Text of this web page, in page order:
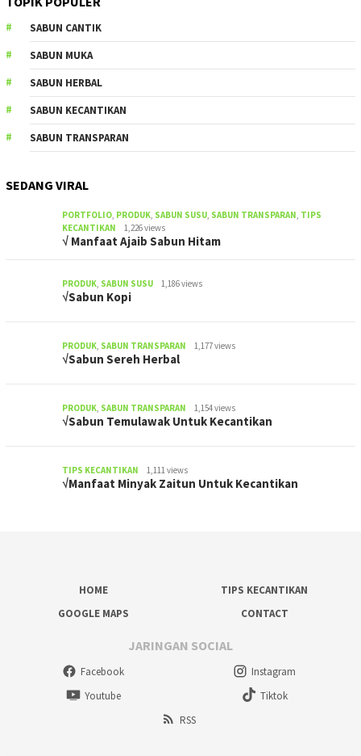
SABUN CANTIK
SABUN MUKA
SABUN HERBAL
SABUN KECANTIKAN
SABUN TRANSPARAN
SEDANG VIRAL
PORTFOLIO, PRODUK, SABUN SUSU, SABUN TRANSPARAN, TIPS
KECANTIKAN
1,226 views
√ Manfaat Ajaib Sabun Hitam
PRODUK, SABUN SUSU 1,186 views
√Sabun Kopi
PRODUK, SABUN TRANSPARAN 1,177 views
√Sabun Sereh Herbal
PRODUK, SABUN TRANSPARAN 1,154 views
√Sabun Temulawak Untuk Kecantikan
TIPS KECANTIKAN 1,111 views
√Manfaat Minyak Zaitun Untuk Kecantikan
HOME
TIPS KECANTIKAN
GOOGLE MAPS
CONTACT
JARINGAN SOCIAL
Facebook
Instagram
Youtube
Tiktok
RSS